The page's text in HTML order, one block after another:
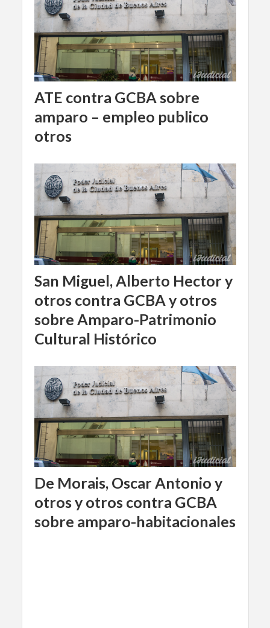
ATE contra GCBA sobre
amparo – empleo publico
otros
San Miguel, Alberto Hector y
otros contra GCBA y otros
sobre Amparo-Patrimonio
Cultural Histórico
De Morais, Oscar Antonio y
otros y otros contra GCBA
sobre amparo-habitacionales